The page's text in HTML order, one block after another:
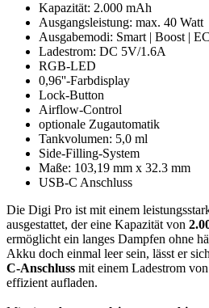
Kapazität: 2.000 mAh
Ausgangsleistung: max. 40 Watt
Ausgabemodi: Smart | Boost |
Ladestrom: DC 5V/1.6A
RGB-LED
0,96''-Farbdisplay
Lock-Button
Airflow-Control
optionale Zugautomatik
Tankvolumen: 5,0 ml
Side-Filling-System
Maße: 103,19 mm x 32.3 mm
USB-C Anschluss
Die Digi Pro ist mit einem
ausgestattet, der eine Kapazität von
ermöglicht ein langes Dampfen ohne
Akku doch einmal leer sein, lässt er
C-Anschluss mit einem Ladestrom
effizient aufladen.